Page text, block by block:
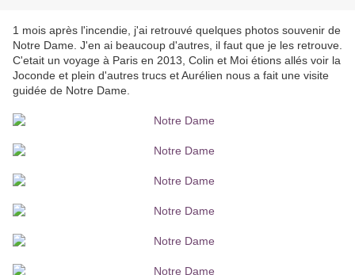
1 mois après l'incendie, j'ai retrouvé quelques photos souvenir de
Notre Dame. J'en ai beaucoup d'autres, il faut que je les retrouve.
C'etait un voyage à Paris en 2013, Colin et Moi étions allés voir la
Joconde et plein d'autres trucs et Aurélien nous a fait une visite
guidée de Notre Dame.